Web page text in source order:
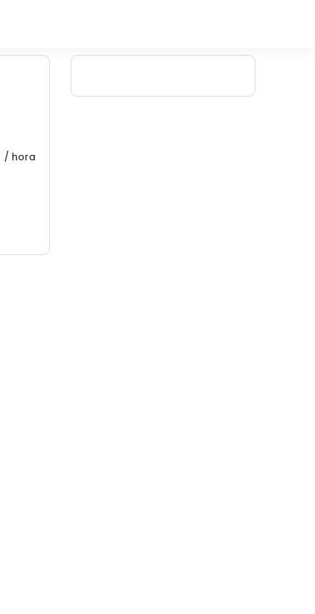
/ hora